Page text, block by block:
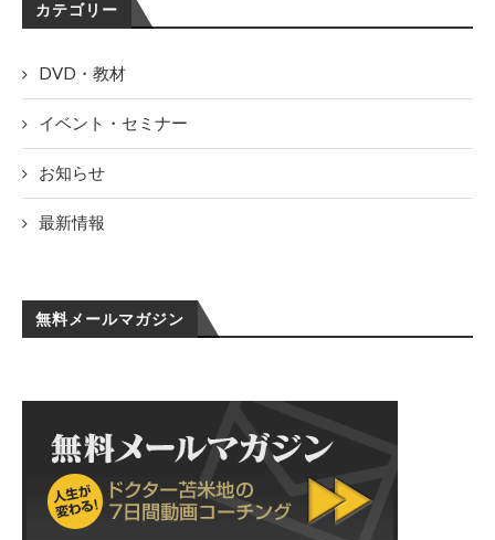
カテゴリー
DVD・教材
イベント・セミナー
お知らせ
最新情報
無料メールマガジン